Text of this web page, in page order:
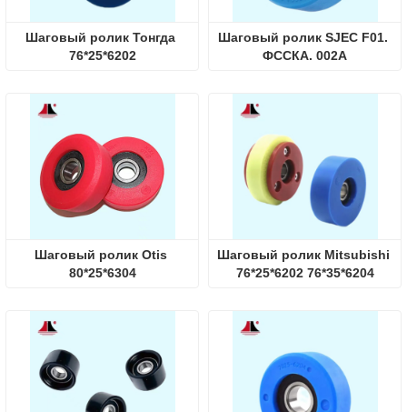
Шаговый ролик Тонгда
76*25*6202
Шаговый ролик SJEC F01.
ФССКА. 002А
Шаговый ролик Otis
80*25*6304
Шаговый ролик Mitsubishi
76*25*6202 76*35*6204